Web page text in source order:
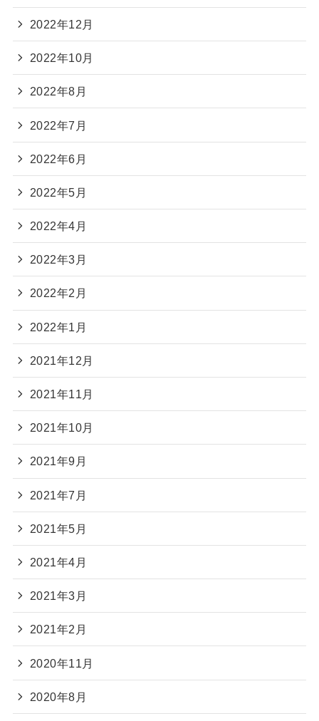
2022年12月
2022年10月
2022年8月
2022年7月
2022年6月
2022年5月
2022年4月
2022年3月
2022年2月
2022年1月
2021年12月
2021年11月
2021年10月
2021年9月
2021年7月
2021年5月
2021年4月
2021年3月
2021年2月
2020年11月
2020年8月